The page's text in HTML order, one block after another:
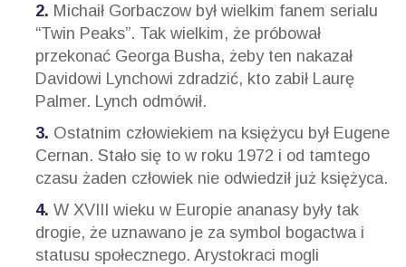
Michaił Gorbaczow był wielkim fanem serialu
“Twin Peaks”. Tak wielkim, że próbował
przekonać Georga Busha, żeby ten nakazał
Davidowi Lynchowi zdradzić, kto zabił Laurę
Palmer. Lynch odmówił.
Ostatnim człowiekiem na księżycu był Eugene
Cernan. Stało się to w roku 1972 i od tamtego
czasu żaden człowiek nie odwiedził już księżyca.
W XVIII wieku w Europie ananasy były tak
drogie, że uznawano je za symbol bogactwa i
statusu społecznego. Arystokraci mogli